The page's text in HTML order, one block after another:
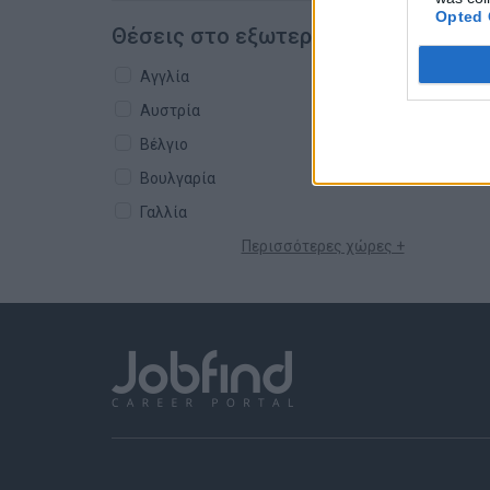
Opted
Θέσεις στο εξωτερικό
Αγγλία
Αυστρία
Βέλγιο
Βουλγαρία
Γαλλία
Περισσότερες χώρες +